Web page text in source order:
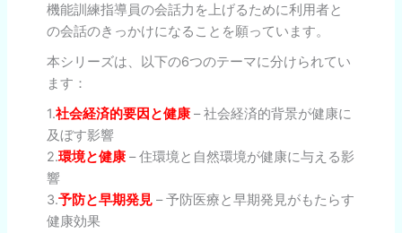
機能訓練指導員の会話力を上げるために利用者と
の会話のきっかけになることを願っています。
本シリーズは、以下の6つのテーマに分けられてい
ます：
1.社会経済的要因と健康– 社会経済的背景が健康に
及ぼす影響
2.環境と健康– 住環境と自然環境が健康に与える影
響
3.予防と早期発見– 予防医療と早期発見がもたらす
健康効果